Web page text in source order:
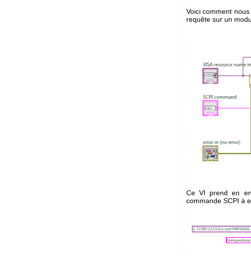
Voici comment
requête sur un
Ce VI prend en
commande SCPI à